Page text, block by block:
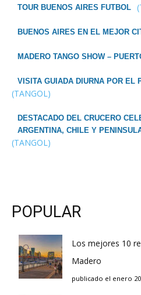
TOUR BUENOS AIRES FUTBOL
BUENOS AIRES EN EL MEJOR
MADERO TANGO SHOW –
VISITA GUIADA DIURNA POR EL
(TANGOL)
DESTACADO DEL CRUCERO
ARGENTINA, CHILE Y
(TANGOL)
POPULAR
Los mejores 10
Madero
publicado el enero